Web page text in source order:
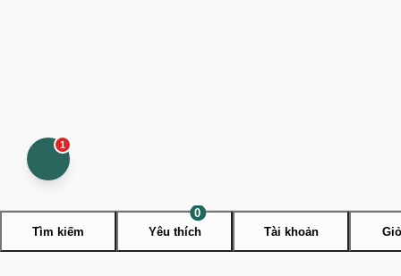
Tìm kiếm Yêu thích
0
Tài khoản
1
Open
menu